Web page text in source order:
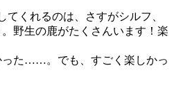
くれるのは、さすがシルフ、
野生の鹿がたくさんいます！楽
った……。でも、すごく楽しかっ